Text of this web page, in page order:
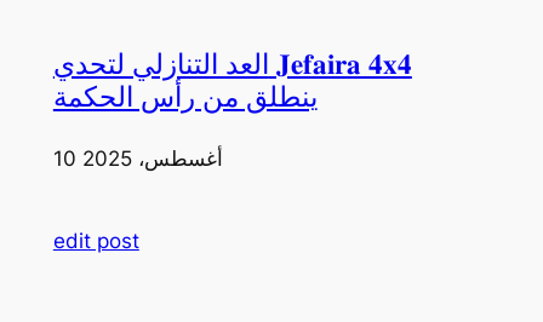
العد التنازلي لتحدي 𝐉𝐞𝐟𝐚𝐢𝐫𝐚 𝟒𝐱𝟒
ينطلق من رأس الحكمة
10 أغسطس، 2025
edit post